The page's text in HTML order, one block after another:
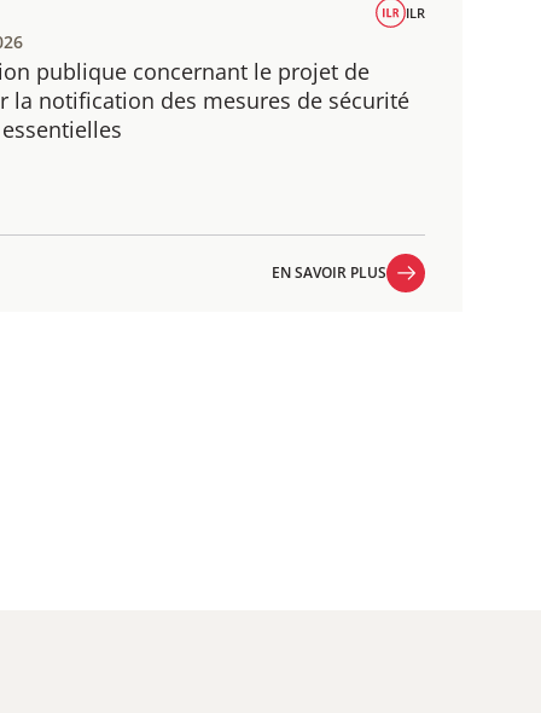
publique concernant le projet de
la notification des mesures de sécurité
ILR
EN SAVOIR PLUS